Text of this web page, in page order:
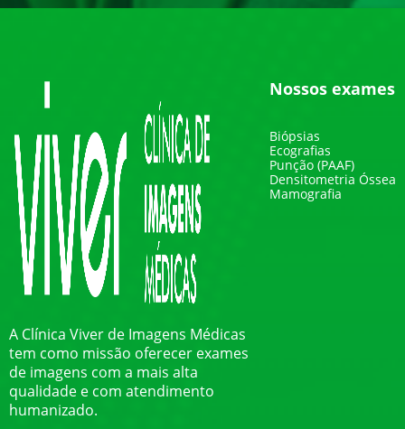
A Clínica Viver de Imagens Médicas
tem como missão oferecer exames
de imagens com a mais alta
qualidade e com atendimento
humanizado.
Nossos exames
Biópsias
Ecografias
Punção (PAAF)
Densitometria Óssea
Mamografia